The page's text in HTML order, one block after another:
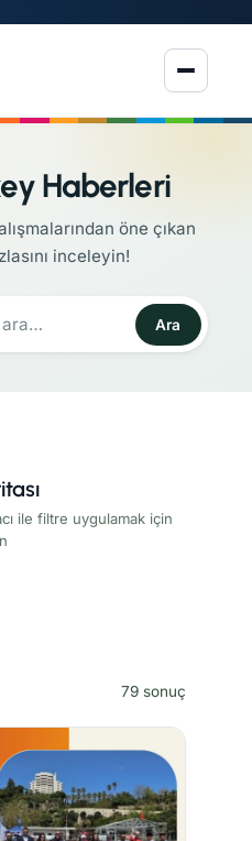
Menüyü aç
Haberleri
öne çıkan
inceleyin!
Ara
ile filtre uygulamak için
79 sonuç